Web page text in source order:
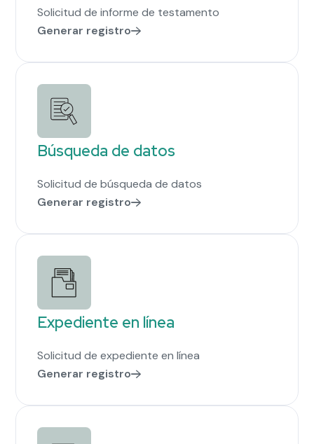
Solicitud de informe de testamento
Generar registro
Búsqueda de datos
Solicitud de búsqueda de datos
Generar registro
Expediente en línea
Solicitud de expediente en línea
Generar registro